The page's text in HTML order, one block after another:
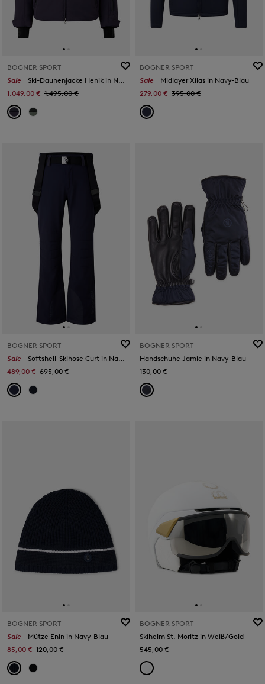
BOGNER SPORT
Sale
Ski-Daunenjacke Henik in Navy-Blau
1.049,00 € 1.495,00 €
BOGNER SPORT
Sale
Midlayer Xilas in Navy-Blau
279,00 € 395,00 €
BOGNER SPORT
Sale
Softshell-Skihose Curt in Navy-Blau
489,00 € 695,00 €
BOGNER SPORT
Handschuhe Jamie in Navy-Blau
130,00 €
BOGNER SPORT
Sale
Mütze Enin in Navy-Blau
85,00 € 120,00 €
BOGNER SPORT
Skihelm St. Moritz in Weiß/Gold
545,00 €